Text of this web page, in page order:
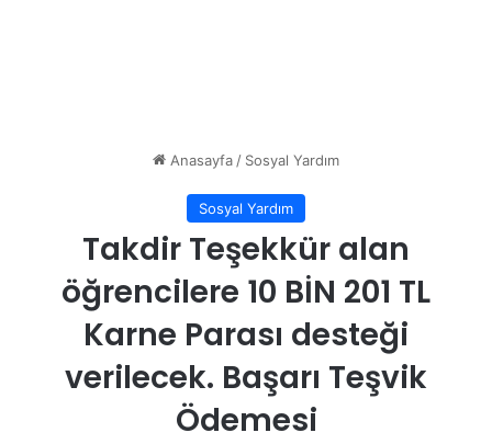
Anasayfa/ Sosyal Yardım
Sosyal Yardım
Takdir Teşekkür alan
öğrencilere 10 BİN 201 TL
Karne Parası desteği
verilecek. Başarı Teşvik
Ödemesi